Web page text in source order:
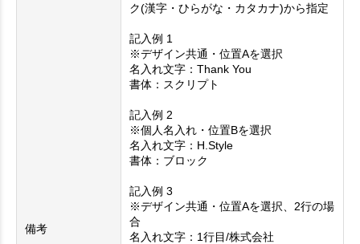
備考
ク(漢字・ひらがな・カタカナ)から指定
記入例 1
※デザイン共通・位置Aを選択
名入れ文字：Thank You
書体：スクリプト
記入例 2
※個人名入れ・位置Bを選択
名入れ文字：H.Style
書体：ブロック
記入例 3
※デザイン共通・位置Aを選択、2行の場
合
名入れ文字：1行目/株式会社